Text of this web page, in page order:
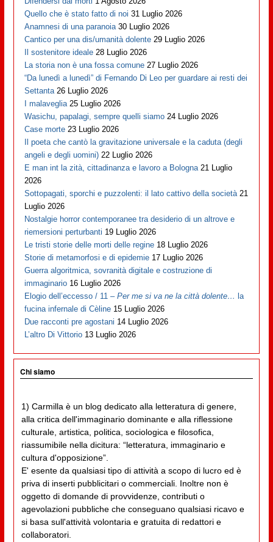
Quello che è stato fatto di noi 31 Luglio 2026
Anamnesi di una paranoia 30 Luglio 2026
Cantico per una dis/umanità dolente 29 Luglio 2026
Il sostenitore ideale 28 Luglio 2026
La storia non è una fossa comune 27 Luglio 2026
“Da lunedì a lunedì” di Fernando Di Leo per guardare ai resti dei
Settanta 26 Luglio 2026
I malaveglia 25 Luglio 2026
Wasichu, papalagi, sempre quelli siamo 24 Luglio 2026
Case morte 23 Luglio 2026
Il poeta che cantò la gravitazione universale e la caduta (degli
angeli e degli uomini) 22 Luglio 2026
E man int la zità, cittadinanza e lavoro a Bologna 21 Luglio
2026
Sottopagati, sporchi e puzzolenti: il lato cattivo della società 21
Luglio 2026
Nostalgie horror contemporanee tra desiderio di un altrove e
riemersioni perturbanti 19 Luglio 2026
Le tristi storie delle morti delle regine 18 Luglio 2026
Storie di metamorfosi e di epidemie 17 Luglio 2026
Guerra algoritmica, sovranità digitale e costruzione di
immaginario 16 Luglio 2026
Elogio dell’eccesso / 11 –Per me si va ne la città dolente… la
fucina infernale di Cèline 15 Luglio 2026
Due racconti pre agostani 14 Luglio 2026
L’altro Di Vittorio 13 Luglio 2026
Chi siamo
1) Carmilla è un blog dedicato alla letteratura di genere,
alla critica dell'immaginario dominante e alla riflessione
culturale, artistica, politica, sociologica e filosofica,
riassumibile nella dicitura: “letteratura, immaginario e
cultura d'opposizione”.
E' esente da qualsiasi tipo di attività a scopo di lucro ed è
priva di inserti pubblicitari o commerciali. Inoltre non è
oggetto di domande di provvidenze, contributi o
agevolazioni pubbliche che conseguano qualsiasi ricavo e
si basa sull'attività volontaria e gratuita di redattori e
collaboratori.